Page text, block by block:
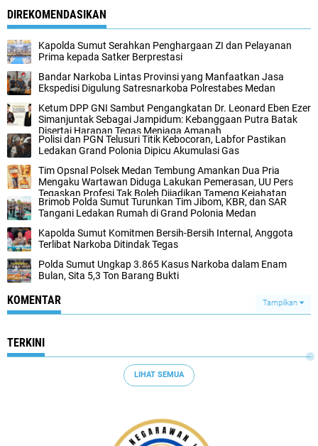
DIREKOMENDASIKAN
Kapolda Sumut Serahkan Penghargaan ZI dan Pelayanan
Prima kepada Satker Berprestasi
Bandar Narkoba Lintas Provinsi yang Manfaatkan Jasa
Ekspedisi Digulung Satresnarkoba Polrestabes Medan
Ketum DPP GNI Sambut Pengangkatan Dr. Leonard Eben Ezer
Simanjuntak Sebagai Jampidum: Kebanggaan Putra Batak
Disertai Harapan Tegas Menjaga Amanah
Polisi dan PGN Telusuri Titik Kebocoran, Labfor Pastikan
Ledakan Grand Polonia Dipicu Akumulasi Gas
Tim Opsnal Polsek Medan Tembung Amankan Dua Pria
Mengaku Wartawan Diduga Lakukan Pemerasan, UU Pers
Tegaskan Profesi Tak Boleh Dijadikan Tameng Kejahatan
Brimob Polda Sumut Turunkan Tim Jibom, KBR, dan SAR
Tangani Ledakan Rumah di Grand Polonia Medan
Kapolda Sumut Komitmen Bersih-Bersih Internal, Anggota
Terlibat Narkoba Ditindak Tegas
Polda Sumut Ungkap 3.865 Kasus Narkoba dalam Enam
Bulan, Sita 5,3 Ton Barang Bukti
KOMENTAR Tampilkan
TERKINI
LIHAT SEMUA